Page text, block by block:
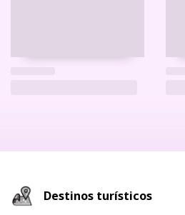
Destinos turísticos